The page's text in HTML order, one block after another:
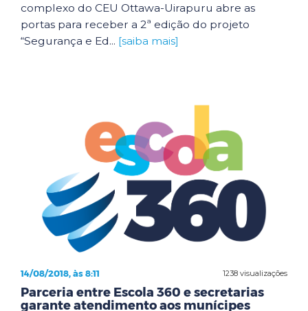
complexo do CEU Ottawa-Uirapuru abre as
portas para receber a 2ª edição do projeto
“Segurança e Ed... [saiba mais]
1238 visualizações
14/08/2018, às 8:11
Parceria entre Escola 360 e secretarias
garante atendimento aos munícipes